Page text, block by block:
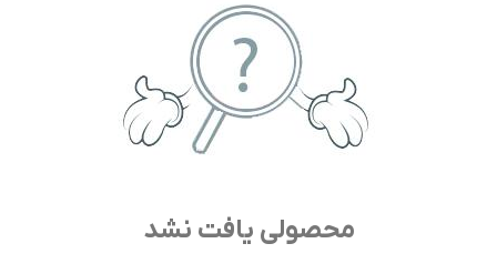
محصولی یافت نشد